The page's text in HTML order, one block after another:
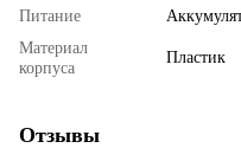
Питание
Материал
корпуса
Пластик
Отзывы